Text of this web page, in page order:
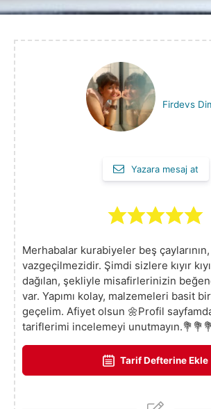
Firdevs
Yazara mesaj at
Merhabalar kurabiyeler beş
vazgeçilmezidir. Şimdi sizlere kıyır
dağılan, şekliyle misafirlerinizin
var. Yapımı kolay, malzemeleri basit
geçelim. Afiyet olsun 🌼Profil
tariflerimi incelemeyi
Tarif Defterine Ekle